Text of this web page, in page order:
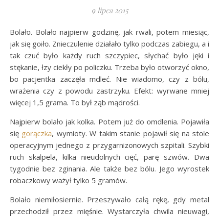
9 lipca 2015
Bolało. Bolało najpierw godzinę, jak rwali, potem miesiąc,
jak się goiło. Znieczulenie działało tylko podczas zabiegu, a i
tak czuć było każdy ruch szczypiec, słychać było jęki i
stękanie, łzy ciekły po policzku. Trzeba było otworzyć okno,
bo pacjentka zaczęła mdleć. Nie wiadomo, czy z bólu,
wrażenia czy z powodu zastrzyku. Efekt: wyrwane mniej
więcej 1,5 grama. To był ząb mądrości.
Najpierw bolało jak kolka. Potem już do omdlenia. Pojawiła
się gorączka, wymioty. W takim stanie pojawił się na stole
operacyjnym jednego z przygarnizonowych szpitali. Szybki
ruch skalpela, kilka nieudolnych cięć, parę szwów. Dwa
tygodnie bez zginania. Ale także bez bólu. Jego wyrostek
robaczkowy ważył tylko 5 gramów.
Bolało niemiłosiernie. Przeszywało całą rękę, gdy metal
przechodził przez mięśnie. Wystarczyła chwila nieuwagi,